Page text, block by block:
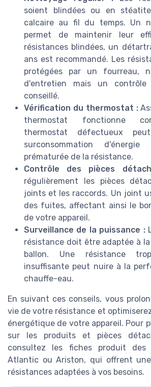
soient blindées ou en
calcaire au fil du temps. Un
permet de maintenir leur
résistances blindées, un
ans est recommandé. Les
protégées par un fourreau,
d'entretien mais un contrôle
conseillé.
Vérification du thermostat :
thermostat fonctionne
thermostat défectueux
surconsommation
prématurée de la résistance.
Contrôle des pièces
régulièrement les pièces
joints et les raccords. Un joint
des fuites, affectant ainsi le
de votre appareil.
Surveillance de la puissance :
résistance doit être adaptée à
ballon. Une résistance
insuffisante peut nuire à la
chauffe-eau.
En suivant ces conseils, vous
vie de votre résistance et
énergétique de votre appareil. Pour
sur les produits et pièces
consultez les fiches produit des
Atlantic ou Ariston, qui offrent
résistances adaptées à vos besoins.